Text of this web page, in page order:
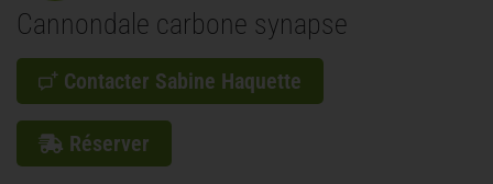
Cannondale carbone synapse
Contacter Sabine Haquette
Réserver